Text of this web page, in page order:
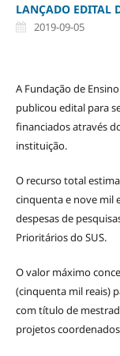
LANÇADO EDITAL
2019-09-05
A Fundação de
publicou edital para
financiados através
instituição.
O recurso total
cinquenta e nove mil
despesas de
Prioritários do SUS.
O valor máximo
(cinquenta mil reais)
com título de
projetos